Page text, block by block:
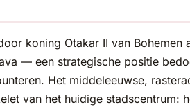
koning Otakar II van Bohemen
— een strategische positie
Het middeleeuwse,
van het huidige stadscentrum: